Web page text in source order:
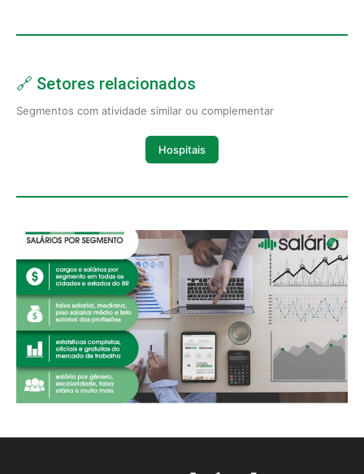
🔗 Setores relacionados
Segmentos com atividade similar ou complementar
Hospitais